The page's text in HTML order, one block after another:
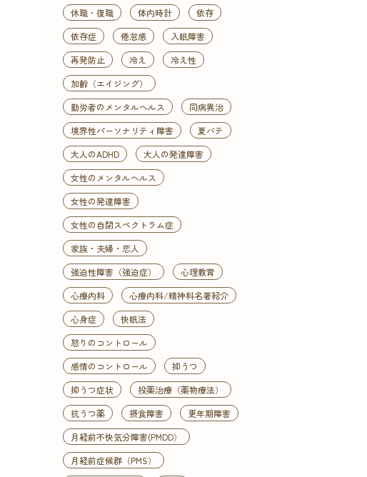
休職・復職
体内時計
依存
依存症
倦怠感
入眠障害
再発防止
冷え
冷え性
加齢（エイジング）
勤労者のメンタルヘルス
同病異治
境界性パーソナリティ障害
夏バテ
大人のADHD
大人の発達障害
女性のメンタルヘルス
女性の発達障害
女性の自閉スペクトラム症
家族・夫婦・恋人
強迫性障害（強迫症）
心理教育
心療内科
心療内科/精神科名著紹介
心身症
快眠法
怒りのコントロール
感情のコントロール
抑うつ
抑うつ症状
投薬治療（薬物療法）
抗うつ薬
摂食障害
更年期障害
月経前不快気分障害(PMDD）
月経前症候群（PMS）